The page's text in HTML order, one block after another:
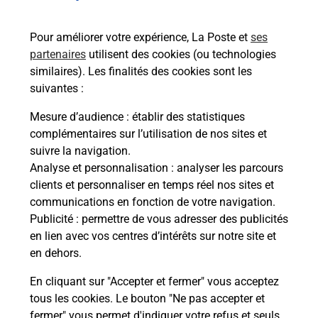
Pour améliorer votre expérience, La Poste et ses
partenaires utilisent des cookies (ou technologies
similaires). Les finalités des cookies sont les
suivantes :
Mesure d’audience : établir des statistiques
complémentaires sur l’utilisation de nos sites et
suivre la navigation.
Analyse et personnalisation : analyser les parcours
clients et personnaliser en temps réel nos sites et
communications en fonction de votre navigation.
Publicité : permettre de vous adresser des publicités
en lien avec vos centres d’intérêts sur notre site et
en dehors.
En cliquant sur "Accepter et fermer" vous acceptez
tous les cookies. Le bouton "Ne pas accepter et